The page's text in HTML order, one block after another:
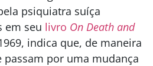
psiquiatra suíça
em seu livro On Death and
indica que, de maneira
passam por uma mudança